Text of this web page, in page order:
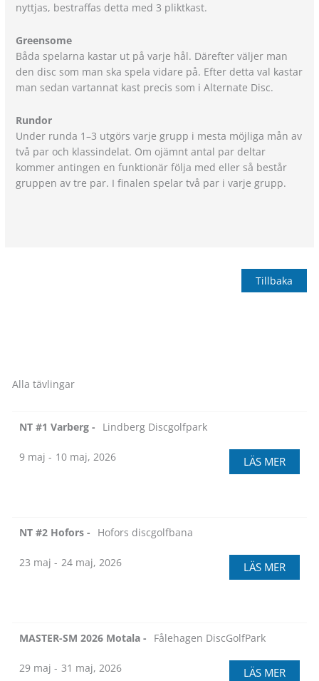
nyttjas, bestraffas detta med 3 pliktkast.
Greensome
Båda spelarna kastar ut på varje hål. Därefter väljer man
den disc som man ska spela vidare på. Efter detta val kastar
man sedan vartannat kast precis som i Alternate Disc.
Rundor
Under runda 1–3 utgörs varje grupp i mesta möjliga mån av
två par och klassindelat. Om ojämnt antal par deltar
kommer antingen en funktionär följa med eller så består
gruppen av tre par. I finalen spelar två par i varje grupp.
Tillbaka
Alla tävlingar
9 maj - 10 maj, 2026
NT #1 Varberg - Lindberg Discgolfpark
LÄS MER
23 maj - 24 maj, 2026
NT #2 Hofors - Hofors discgolfbana
LÄS MER
29 maj - 31 maj, 2026
MASTER-SM 2026 Motala - Fålehagen DiscGolfPark
LÄS MER